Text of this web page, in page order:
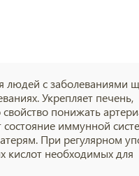
людей с заболеваниями
Укрепляет печень,
понижать
состояние иммунной
При регулярном
необходимых для